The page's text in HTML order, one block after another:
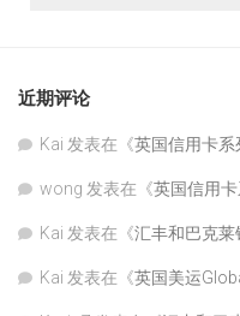
近期评论
Kai 发表在《英国信用卡系
wong 发表在《英国信用
Kai 发表在《汇丰和巴克
Kai 发表在《英国美运